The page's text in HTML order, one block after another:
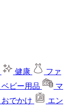
健康
ファ
ベビー用品
マ
おでかけ
エン